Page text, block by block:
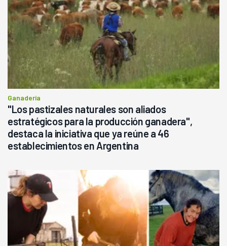
Ganadería
"Los pastizales naturales son aliados
estratégicos para la producción ganadera",
destaca la iniciativa que ya reúne a 46
establecimientos en Argentina